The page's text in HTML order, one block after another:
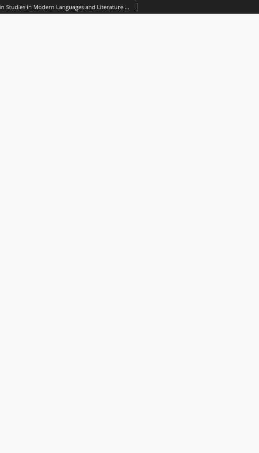
Lublin Studies in Modern Languages and Literature Vol. 45, No 2 (2021). Spis treści